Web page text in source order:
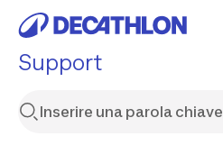
Support